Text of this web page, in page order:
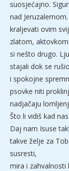
suosjećajno.
nad
kraljevati ovim
zlatom,
si nešto drugo.
stajali dok se
i spokojne
psovke niti
nadjačaju
Što li vidiš kad
Daj nam Isuse
takve želje za
susresti,
mira i zahvalnosti